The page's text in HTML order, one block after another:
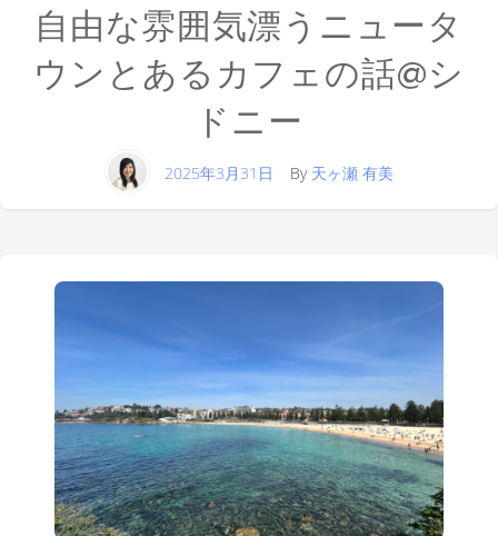
自由な雰囲気漂うニュータ
ウンとあるカフェの話@シ
ドニー
2025年3月31日 By 天ヶ瀬 有美